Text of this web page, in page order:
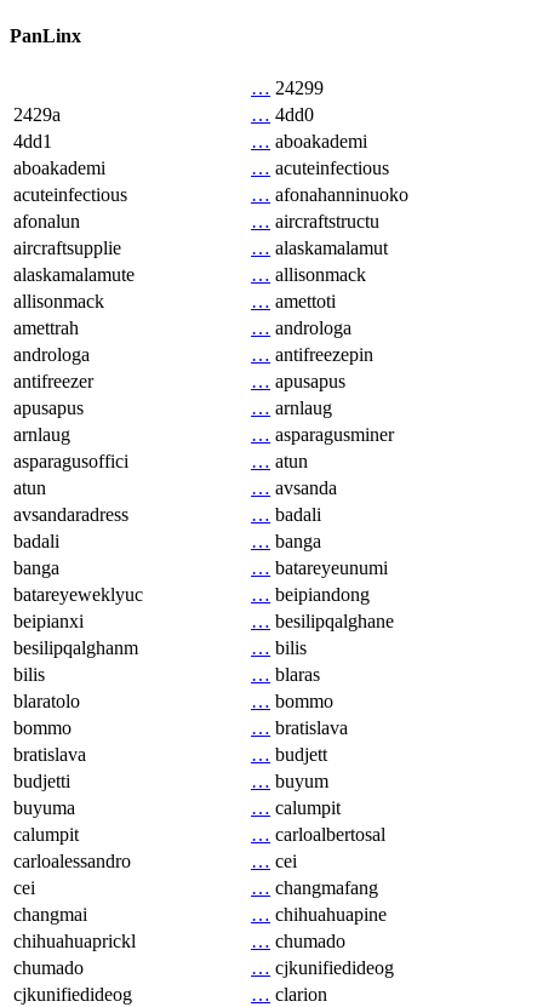
PanLinx
… 24299
2429a
… 4dd0
4dd1
… aboakademi
aboakademi
… acuteinfectious
acuteinfectious
… afonahanninuoko
afonalun
… aircraftstructu
aircraftsupplie
… alaskamalamut
alaskamalamute
… allisonmack
allisonmack
… amettoti
amettrah
… androloga
androloga
… antifreezepin
antifreezer
… apusapus
apusapus
… arnlaug
arnlaug
… asparagusminer
asparagusoffici
… atun
atun
… avsanda
avsandaradress
… badali
badali
… banga
banga
… batareyeunumi
batareyeweklyuc
… beipiandong
beipianxi
… besilipqalghane
besilipqalghanm
… bilis
bilis
… blaras
blaratolo
… bommo
bommo
… bratislava
bratislava
… budjett
budjetti
… buyum
buyuma
… calumpit
calumpit
… carloalbertosal
carloalessandro
… cei
cei
… changmafang
changmai
… chihuahuapine
chihuahuaprickl
… chumado
chumado
… cjkunifiedideog
cjkunifiedideog
… clarion